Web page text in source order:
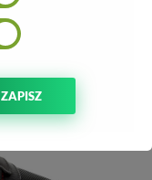
ZAPISZ